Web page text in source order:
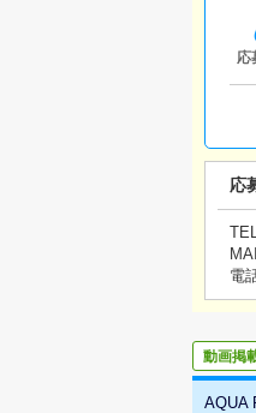
応
応
電
動画掲
AQUA